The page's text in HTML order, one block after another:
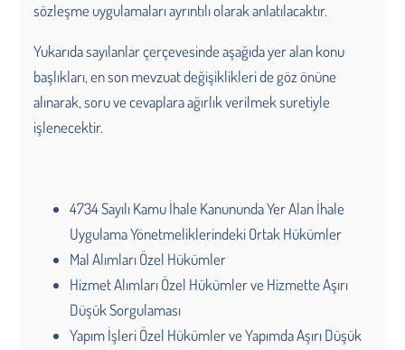
sözleşme uygulamaları ayrıntılı olarak anlatılacaktır.
Yukarıda sayılanlar çerçevesinde aşağıda yer alan konu
başlıkları, en son mevzuat değişiklikleri de göz önüne
alınarak, soru ve cevaplara ağırlık verilmek suretiyle
işlenecektir.
4734 Sayılı Kamu İhale Kanununda Yer Alan İhale
Uygulama Yönetmeliklerindeki Ortak Hükümler
Mal Alımları Özel Hükümler
Hizmet Alımları Özel Hükümler ve Hizmette Aşırı
Düşük Sorgulaması
Yapım İşleri Özel Hükümler ve Yapımda Aşırı Düşük